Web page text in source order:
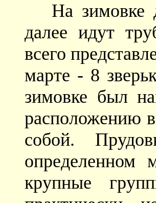
На зимовке
далее идут
всего
марте - 8
зимовке был
расположению
собой.
определенном
крупные